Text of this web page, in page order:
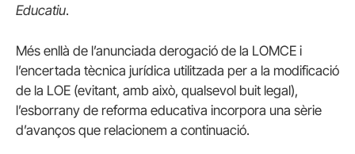
Educatiu.
Més enllà de l’anunciada derogació de la LOMCE i
l’encertada tècnica jurídica utilitzada per a la modificació
de la LOE (evitant, amb això, qualsevol buit legal),
l’esborrany de reforma educativa incorpora una sèrie
d’avanços que relacionem a continuació.